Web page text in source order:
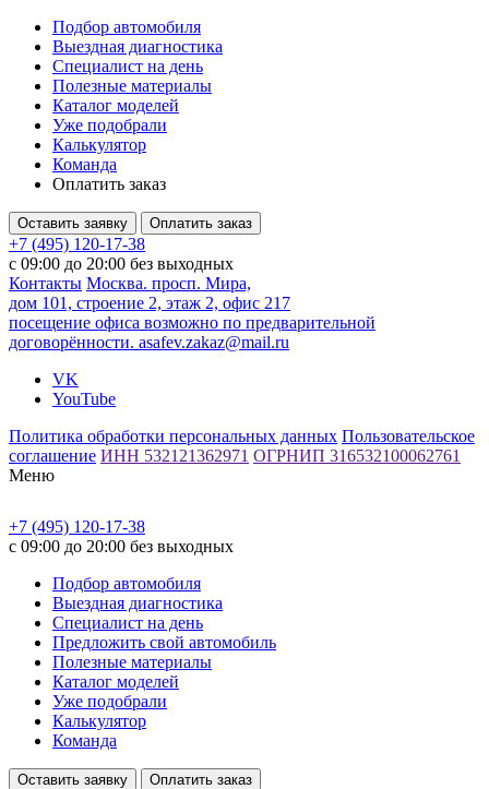
Подбор автомобиля
Выездная диагностика
Специалист на день
Полезные материалы
Каталог моделей
Уже подобрали
Калькулятор
Команда
Оплатить заказ
Оставить заявку Оплатить заказ
+7 (495) 120-17-38
с 09:00 до 20:00 без выходных
Контакты Москва. просп. Мира,
дом 101, строение 2, этаж 2, офис 217
посещение офиса возможно по предварительной
договорённости. asafev.zakaz@mail.ru
VK
YouTube
Политика обработки персональных данных Пользовательское
соглашение ИНН 532121362971 ОГРНИП 316532100062761
Меню
+7 (495) 120-17-38
с 09:00 до 20:00 без выходных
Подбор автомобиля
Выездная диагностика
Специалист на день
Предложить свой автомобиль
Полезные материалы
Каталог моделей
Уже подобрали
Калькулятор
Команда
Оставить заявку Оплатить заказ